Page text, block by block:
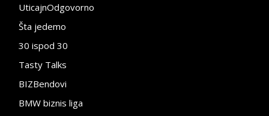
UticajnOdgovorno
Šta jedemo
30 ispod 30
Tasty Talks
BIZBendovi
BMW biznis liga